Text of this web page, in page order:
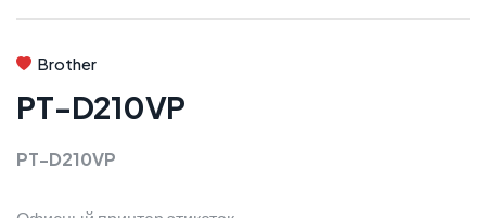
Brother
PT-D210VP
PT-D210VP